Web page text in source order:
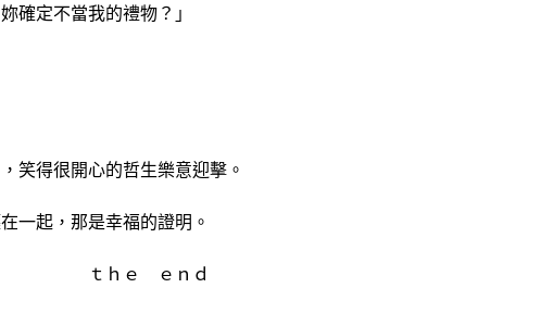
確定不當我的禮物？」
笑得很開心的哲生樂意迎擊。
一起，那是幸福的證明。
ｔｈｅ ｅｎｄ